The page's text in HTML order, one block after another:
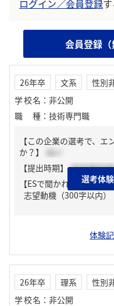
ログイン／会員登録
会員登録
26年卒 文系
性別
学校名 ： 非公開
職種 ： 技術専門職
【この企業の選考で、
か？】
はい
【提出時期】 2025年03
【ESで聞かれた質問】
志望動機（300字以内）
体験
選考体
26年卒 理系
性別
学校名 ： 非公開